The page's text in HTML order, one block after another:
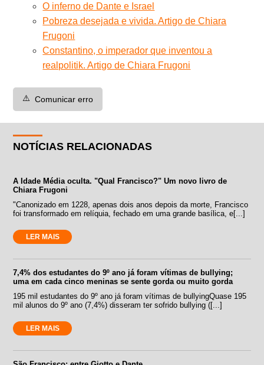
O inferno de Dante e Israel
Pobreza desejada e vivida. Artigo de Chiara
Frugoni
Constantino, o imperador que inventou a
realpolitik. Artigo de Chiara Frugoni
⚠️ Comunicar erro
NOTÍCIAS RELACIONADAS
A Idade Média oculta. "Qual Francisco?" Um novo livro de
Chiara Frugoni
"Canonizado em 1228, apenas dois anos depois da morte, Francisco
foi transformado em relíquia, fechado em uma grande basílica, e[...]
LER MAIS
7,4% dos estudantes do 9º ano já foram vítimas de bullying;
uma em cada cinco meninas se sente gorda ou muito gorda
195 mil estudantes do 9º ano já foram vítimas de bullyingQuase 195
mil alunos do 9º ano (7,4%) disseram ter sofrido bullying ([...]
LER MAIS